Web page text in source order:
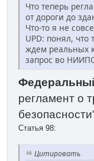
Что теперь
от дороги до
Что-то я не
UPD: понял, что
ждем реальных
запрос во
регламент о
Статья 98:
Цитировать